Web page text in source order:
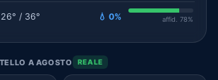
26° / 36° 💧 0% affid. 78%
A AGOSTO REALE